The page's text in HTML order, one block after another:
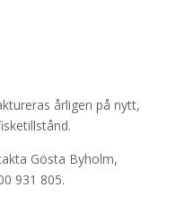
årligen på nytt,
Gösta Byholm,
931 805.